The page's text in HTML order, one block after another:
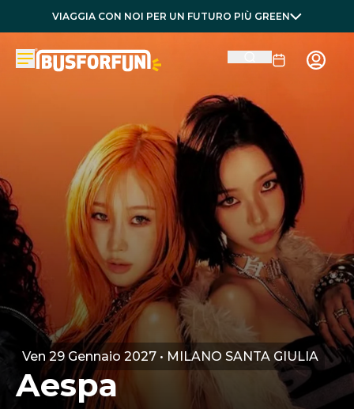
VIAGGIA CON NOI PER UN FUTURO PIÙ GREEN
Ven 29 Gennaio 2027 • MILANO SANTA GIULIA
Aespa